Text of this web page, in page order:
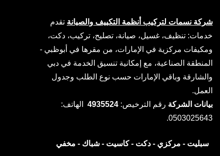
شركة نسمات لتركيب أنظمة التكييف والصيانة تقدم
خدمات: تنظيف، غسيل، صيانة، تصليح، تركيب، دكت،
ومكيفات مركزية في الإمارات، من مقرها في أبوظبي -
المنطقة الصناعية، مع إمكانية تنسيق الخدمة في دبي
والشارقة وباقي الإمارات حسب نوع الطلب وجدول
العمل.
بيانات الشركة رقم الترخيص: 4935524
الهاتف:
0503025643.
سبليت - مركزي - دكت -كاسيت - شباك - مخفي